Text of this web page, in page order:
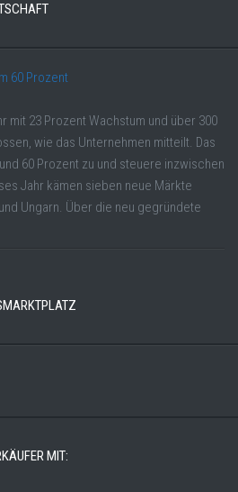
60 Prozent
mit 23 Prozent Wachstum und über 300
wie das Unternehmen mitteilt. Das
60 Prozent zu und steuere inzwischen
Jahr kämen sieben neue Märkte
Ungarn. Über die neu gegründete
MIT: